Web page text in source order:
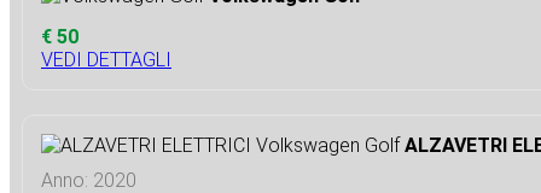
€ 50
VEDI DETTAGLI
ALZAVETRI
Anno: 2020